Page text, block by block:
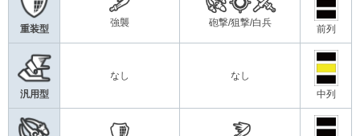
重装型
強襲 砲撃/狙撃/白兵
前列
汎用型
なし
なし
中列